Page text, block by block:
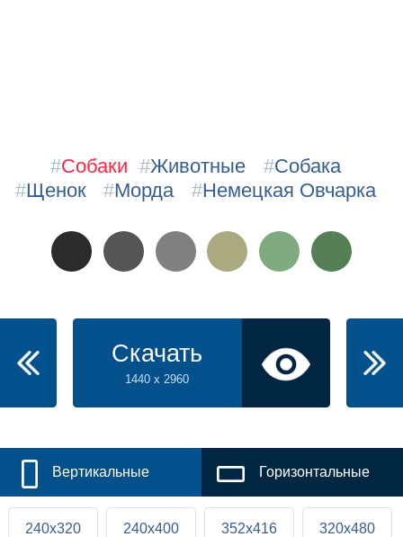
#Собаки #Животные #Собака
#Щенок #Морда #Немецкая Овчарка
Скачать
1440 x 2960
Вертикальные Горизонтальные
240x320 240x400 352x416 320x480